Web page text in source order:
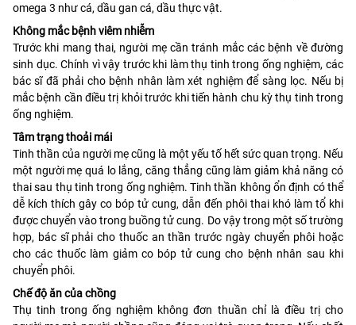
omega 3 như cá, dầu gan cá, dầu thực vật.
Không mắc bệnh viêm nhiễm
Trước khi mang thai, người mẹ cần tránh mắc các bệnh về đường
sinh dục. Chính vì vậy trước khi làm thụ tinh trong ống nghiệm, các
bác sĩ đã phải cho bệnh nhân làm xét nghiệm để sàng lọc. Nếu bị
mắc bệnh cần điều trị khỏi trước khi tiến hành chu kỳ thụ tinh trong
ống nghiệm.
Tâm trạng thoải mái
Tinh thần của người mẹ cũng là một yếu tố hết sức quan trọng. Nếu
một người mẹ quá lo lắng, căng thẳng cũng làm giảm khả năng có
thai sau thụ tinh trong ống nghiệm. Tinh thần không ổn định có thể
dễ kích thích gây co bóp tử cung, dẫn đến phôi thai khó làm tổ khi
được chuyển vào trong buồng tử cung. Do vậy trong một số trường
hợp, bác sĩ phải cho thuốc an thần trước ngày chuyển phôi hoặc
cho các thuốc làm giảm co bóp tử cung cho bệnh nhân sau khi
chuyển phôi.
Chế độ ăn của chồng
Thụ tinh trong ống nghiệm không đơn thuần chỉ là điều trị cho